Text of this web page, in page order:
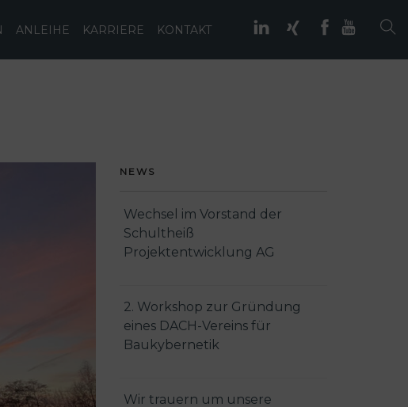
ANLEIHE KARRIERE KONTAKT
NEWS
Wechsel im Vorstand der
Schultheiß
Projektentwicklung AG
2. Workshop zur Gründung
eines DACH-Vereins für
Baukybernetik
Wir trauern um unsere